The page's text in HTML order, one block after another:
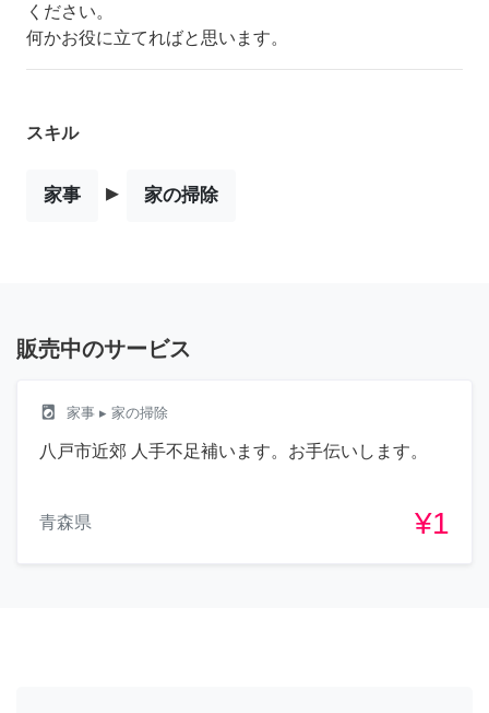
ください。
何かお役に立てればと思います。
スキル
家事 ▸ 家の掃除
販売中のサービス
local_laundry_service 家事 ▸ 家の掃除
八戸市近郊 人手不足補います。お手伝いします。
青森県 ¥1